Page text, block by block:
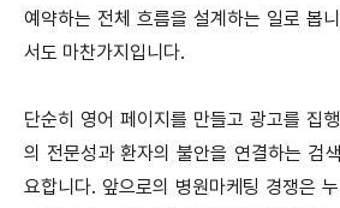
예약하는 전체 흐름을 설계하는 일로 봅
서도 마찬가지입니다.
단순히 영어 페이지를 만들고 광고를 집
의 전문성과 환자의 불안을 연결하는 검
요합니다. 앞으로의 병원마케팅 경쟁은